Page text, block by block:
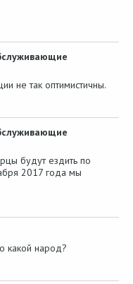
не так оптимистичны.
будут ездить по
2017 года мы
какой народ?